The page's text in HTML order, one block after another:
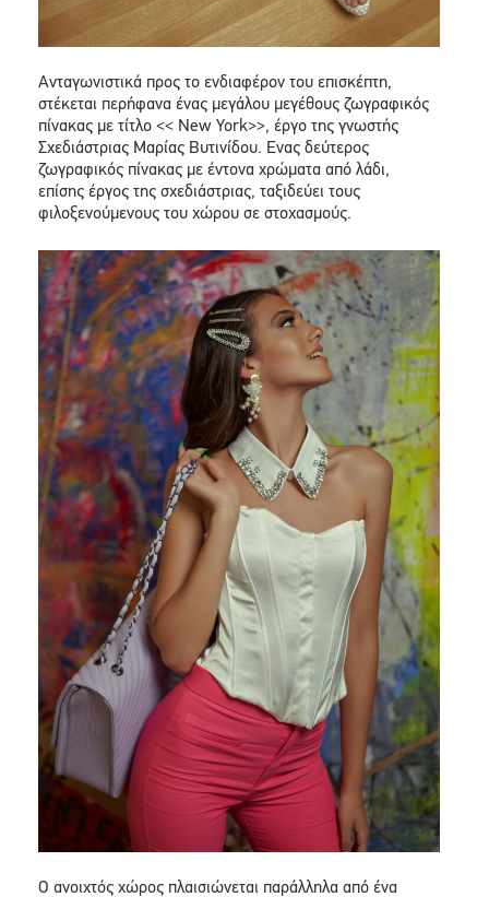
Ανταγωνιστικά προς το ενδιαφέρον του επισκέπτη,
στέκεται περήφανα ένας μεγάλου μεγέθους ζωγραφικός
πίνακας με τίτλο << Νew York>>, έργο της γνωστής
Σχεδιάστριας Μαρίας Βυτινίδου. Ενας δεύτερος
ζωγραφικός πίνακας με έντονα χρώματα από λάδι,
επίσης έργος της σχεδιάστριας, ταξιδεύει τους
φιλοξενούμενους του χώρου σε στοχασμούς.
Ο ανοιχτός χώρος πλαισιώνεται παράλληλα από ένα